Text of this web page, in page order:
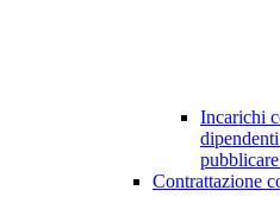
Incarichi
Contrattazione